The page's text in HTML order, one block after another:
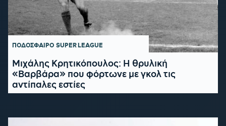
ΠΟΔΟΣΦΑΙΡΟ SUPER LEAGUE
Μιχάλης Κρητικόπουλος: Η θρυλική
«Βαρβάρα» που φόρτωνε με γκολ τις
αντίπαλες εστίες